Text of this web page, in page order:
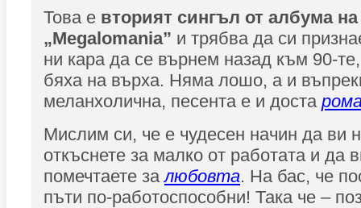
Това е вторият сингъл от албума
„Megalomania” и трябва да си
ни кара да се върнем назад към 90-те,
бяха на върха. Няма лошо, а и
меланхолична, песента е и доста
Мислим си, че е чудесен начин да ви
откъснете за малко от работата и да
помечтаете залюбовта. На бас, че
пъти по-работоспособни! Така че –